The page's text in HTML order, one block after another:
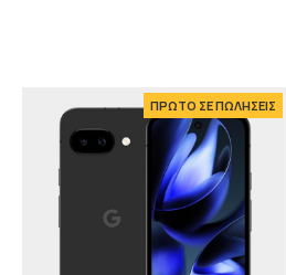
ΠΡΩΤΟ ΣΕ ΠΩΛΗΣΕΙΣ